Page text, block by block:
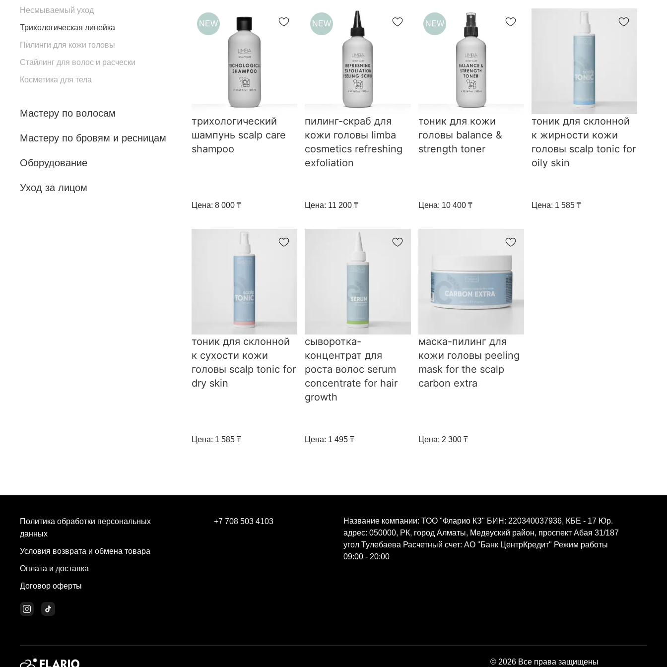
Несмываемый уход
Трихологическая линейка
Пилинги для кожи головы
Стайлинг для волос и расчески
Косметика для тела
Мастеру по волосам
Мастеру по бровям и ресницам
Оборудование
Уход за лицом
NEW
трихологический
шампунь scalp care
shampoo
Цена: 8 000 ₸
NEW
пилинг-скраб для
кожи головы limba
cosmetics refreshing
exfoliation
Цена: 11 200 ₸
NEW
тоник для кожи
головы balance &
strength toner
Цена: 10 400 ₸
тоник для склонной
к жирности кожи
головы scalp tonic for
oily skin
Цена: 1 585 ₸
тоник для склонной
к сухости кожи
головы scalp tonic for
dry skin
Цена: 1 585 ₸
сыворотка-
концентрат для
роста волос serum
concentrate for hair
growth
Цена: 1 495 ₸
маска-пилинг для
кожи головы peeling
mask for the scalp
carbon extra
Цена: 2 300 ₸
Политика обработки персональных
данных
Условия возврата и обмена товара
Оплата и доставка
Договор оферты
+7 708 503 4103
Название компании: ТОО "Фларио КЗ" БИН: 220340037936, КБЕ - 17 Юр.
адрес: 050000, РК, город Алматы, Медеуский район, проспект Абая 31/187
угол Тулебаева Расчетный счет: АО "Банк ЦентрКредит" Режим работы
09:00 - 20:00
© 2026 Все права защищены